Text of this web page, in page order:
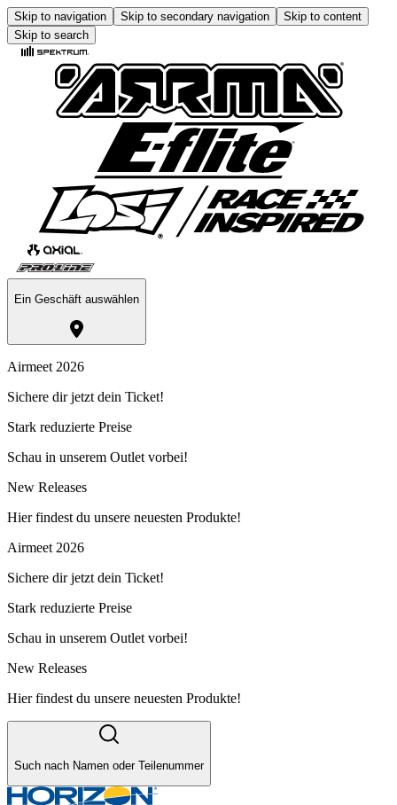
Skip to navigation Skip to secondary navigation
Skip to content
Skip to search
Ein Geschäft auswählen
Airmeet 2026
Sichere dir jetzt dein Ticket!
Stark reduzierte Preise
Schau in unserem Outlet vorbei!
New Releases
Hier findest du unsere neuesten Produkte!
Airmeet 2026
Sichere dir jetzt dein Ticket!
Stark reduzierte Preise
Schau in unserem Outlet vorbei!
New Releases
Hier findest du unsere neuesten Produkte!
Such nach Namen oder Teilenummer